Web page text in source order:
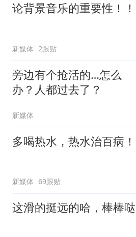
论背景音乐的重要性！！
新媒体 2跟贴
旁边有个抢活的…怎么
办？人都过去了？
新媒体
多喝热水，热水治百病！
新媒体 69跟贴
这滑的挺远的哈，棒棒哒